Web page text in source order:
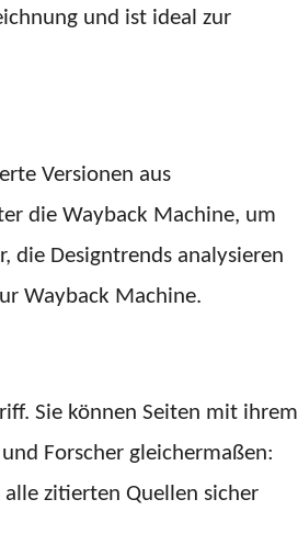
und ist ideal zur
Versionen aus
die Wayback Machine, um
die Designtrends analysieren
Wayback Machine.
Sie können Seiten mit ihrem
Forscher gleichermaßen:
zitierten Quellen sicher